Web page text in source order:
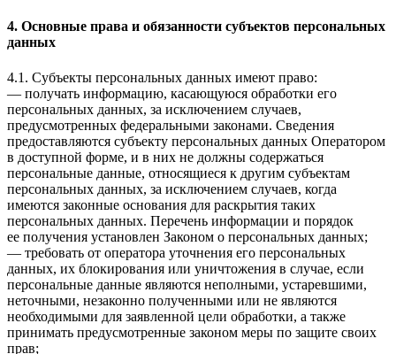
4. Основные права и обязанности субъектов персональных
данных
4.1. Субъекты персональных данных имеют право:
— получать информацию, касающуюся обработки его
персональных данных, за исключением случаев,
предусмотренных федеральными законами. Сведения
предоставляются субъекту персональных данных Оператором
в доступной форме, и в них не должны содержаться
персональные данные, относящиеся к другим субъектам
персональных данных, за исключением случаев, когда
имеются законные основания для раскрытия таких
персональных данных. Перечень информации и порядок
ее получения установлен Законом о персональных данных;
— требовать от оператора уточнения его персональных
данных, их блокирования или уничтожения в случае, если
персональные данные являются неполными, устаревшими,
неточными, незаконно полученными или не являются
необходимыми для заявленной цели обработки, а также
принимать предусмотренные законом меры по защите своих
прав;